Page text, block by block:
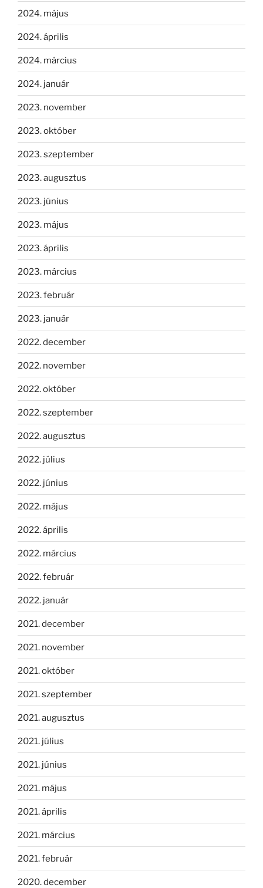
2024. május
2024. április
2024. március
2024. január
2023. november
2023. október
2023. szeptember
2023. augusztus
2023. június
2023. május
2023. április
2023. március
2023. február
2023. január
2022. december
2022. november
2022. október
2022. szeptember
2022. augusztus
2022. július
2022. június
2022. május
2022. április
2022. március
2022. február
2022. január
2021. december
2021. november
2021. október
2021. szeptember
2021. augusztus
2021. július
2021. június
2021. május
2021. április
2021. március
2021. február
2020. december